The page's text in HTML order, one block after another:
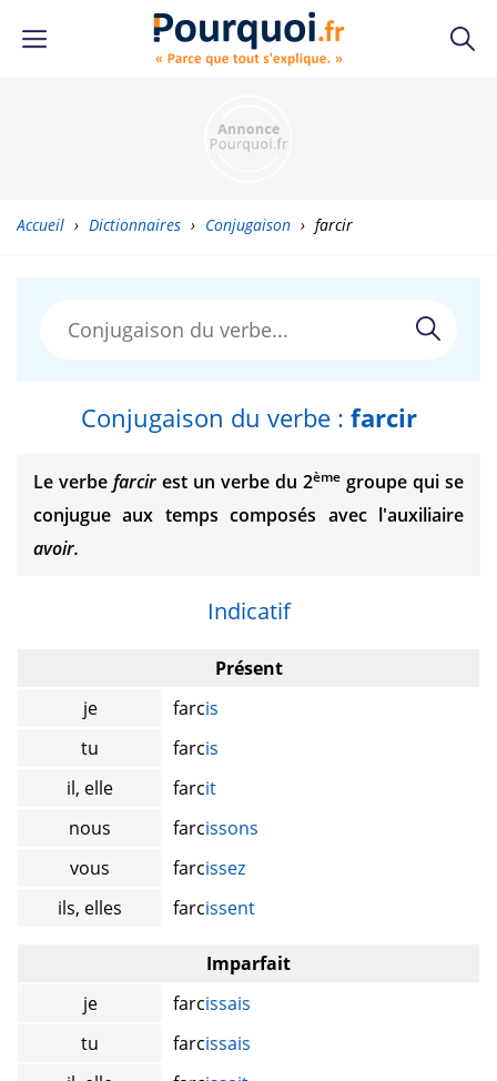
Accueil › Dictionnaires › Conjugaison › farcir
Conjugaison du verbe : farcir
Le verbe farcir est un verbe du 2ème groupe qui se
conjugue aux temps composés avec l'auxiliaire
avoir.
Indicatif
Présent
je
farcis
tu
farcis
il, elle
farcit
nous
farcissons
vous
farcissez
ils, elles
farcissent
Imparfait
je
farcissais
tu
farcissais